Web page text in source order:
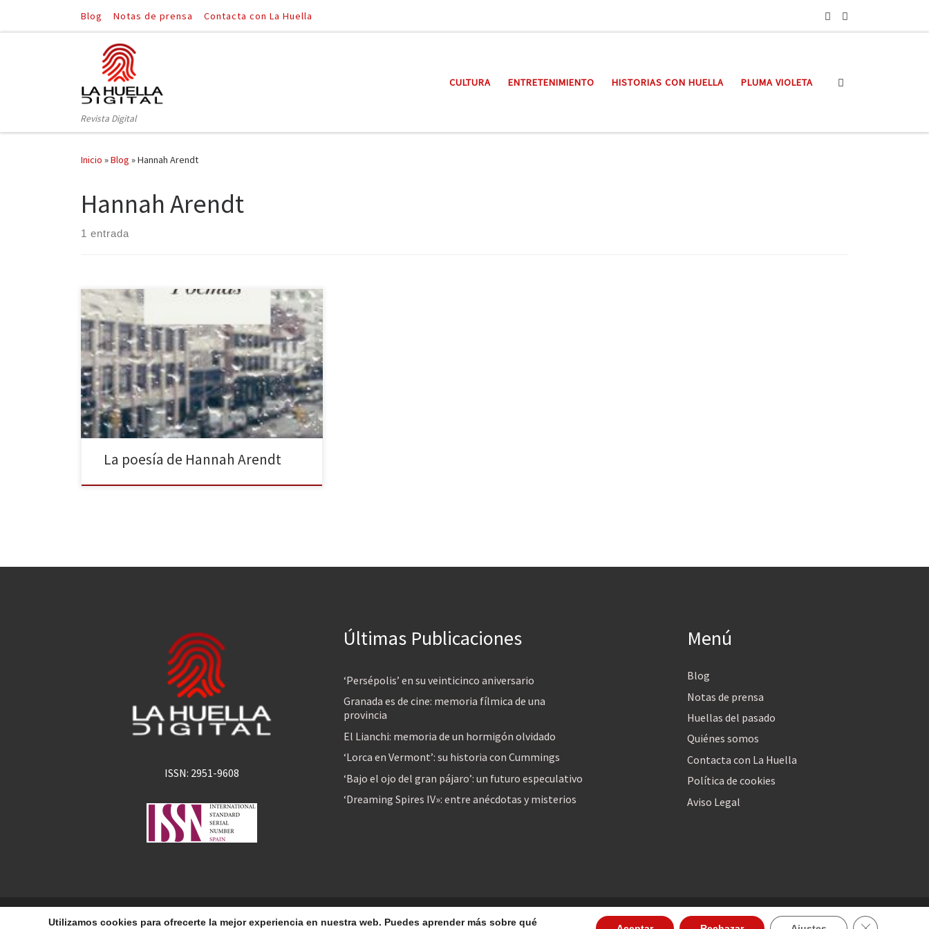
Saltar al contenido
Blog Notas de prensa Contacta con La Huella
Revista Digital
CULTURA ENTRETENIMIENTO HISTORIAS CON HUELLA PLUMA VIOLETA
Inicio »Blog »Hannah Arendt
Hannah Arendt
1 entrada
“La poesía ha sido muy importante en mi vida”,
afirmaba Hannah Arendt en una entrevista. Sin
embargo, no son muchos los que saben que la
pensadora alemana, además de filósofa, también fue
poeta. Ahora, la editorial Herder recoge en un
volumen sus Poemas, traducidos al castellano por
Alberto Ciria. La […]
La poesía de Hannah Arendt
ISSN: 2951-9608
Últimas Publicaciones
‘Persépolis’ en su veinticinco aniversario
Granada es de cine: memoria fílmica de una
provincia
El Lianchi: memoria de un hormigón olvidado
‘Lorca en Vermont’: su historia con Cummings
‘Bajo el ojo del gran pájaro’: un futuro especulativo
‘Dreaming Spires IV»: entre anécdotas y misterios
Menú
Blog
Notas de prensa
Huellas del pasado
Quiénes somos
Contacta con La Huella
Política de cookies
Aviso Legal
© 2026La Huella Digital – Todos los derechos reservados
Utilizamos cookies para ofrecerte la mejor experiencia en nuestra web. Puedes aprender más sobre qué Cerrar el